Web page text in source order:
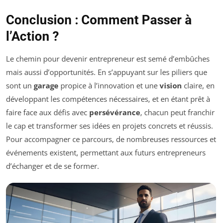
Conclusion : Comment Passer à
l’Action ?
Le chemin pour devenir entrepreneur est semé d’embûches
mais aussi d’opportunités. En s’appuyant sur les piliers que
sont un garage propice à l’innovation et une vision claire, en
développant les compétences nécessaires, et en étant prêt à
faire face aux défis avec persévérance, chacun peut franchir
le cap et transformer ses idées en projets concrets et réussis.
Pour accompagner ce parcours, de nombreuses ressources et
événements existent, permettant aux futurs entrepreneurs
d’échanger et de se former.